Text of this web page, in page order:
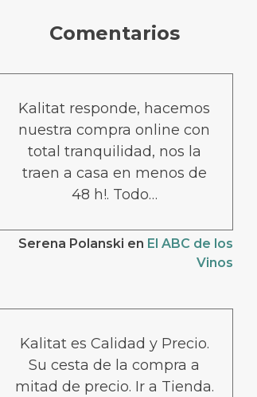
Comentarios
Kalitat responde, hacemos
nuestra compra online con
total tranquilidad, nos la
traen a casa en menos de
48 h!. Todo…
Serena Polanski en El ABC de los
Vinos
Kalitat es Calidad y Precio.
Su cesta de la compra a
mitad de precio. Ir a Tienda.